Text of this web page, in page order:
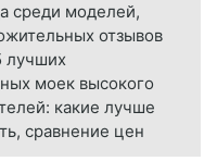
среди моделей,
отзывов
лучших
моек высокого
какие лучше
сравнение цен